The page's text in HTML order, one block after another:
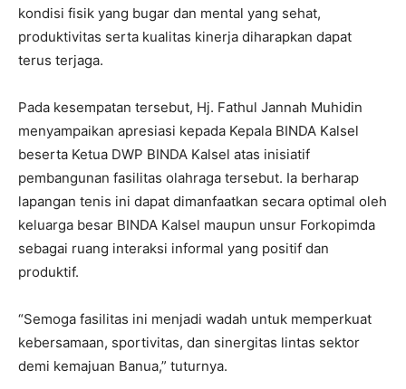
kondisi fisik yang bugar dan mental yang sehat,
produktivitas serta kualitas kinerja diharapkan dapat
terus terjaga.
Pada kesempatan tersebut, Hj. Fathul Jannah Muhidin
menyampaikan apresiasi kepada Kepala BINDA Kalsel
beserta Ketua DWP BINDA Kalsel atas inisiatif
pembangunan fasilitas olahraga tersebut. Ia berharap
lapangan tenis ini dapat dimanfaatkan secara optimal oleh
keluarga besar BINDA Kalsel maupun unsur Forkopimda
sebagai ruang interaksi informal yang positif dan
produktif.
“Semoga fasilitas ini menjadi wadah untuk memperkuat
kebersamaan, sportivitas, dan sinergitas lintas sektor
demi kemajuan Banua,” tuturnya.